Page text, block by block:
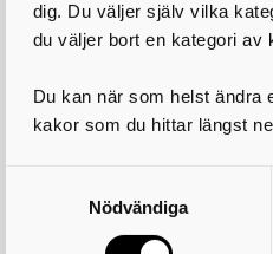
dig. Du väljer själv vilka
du väljer bort en kategori av
Du kan när som helst ändra
kakor som du hittar längst
Nödvändiga
Carl-Einar Häckner
"Jag har målat mina
vill fortsätta samtalet med